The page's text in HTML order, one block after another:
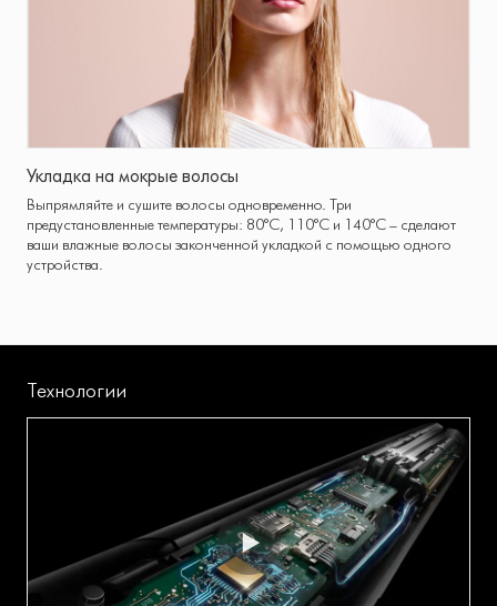
Укладка на мокрые волосы
Выпрямляйте и сушите волосы одновременно. Три
предустановленные температуры: 80°C, 110°C и 140°C – сделают
ваши влажные волосы законченной укладкой с помощью одного
устройства.
Технологии